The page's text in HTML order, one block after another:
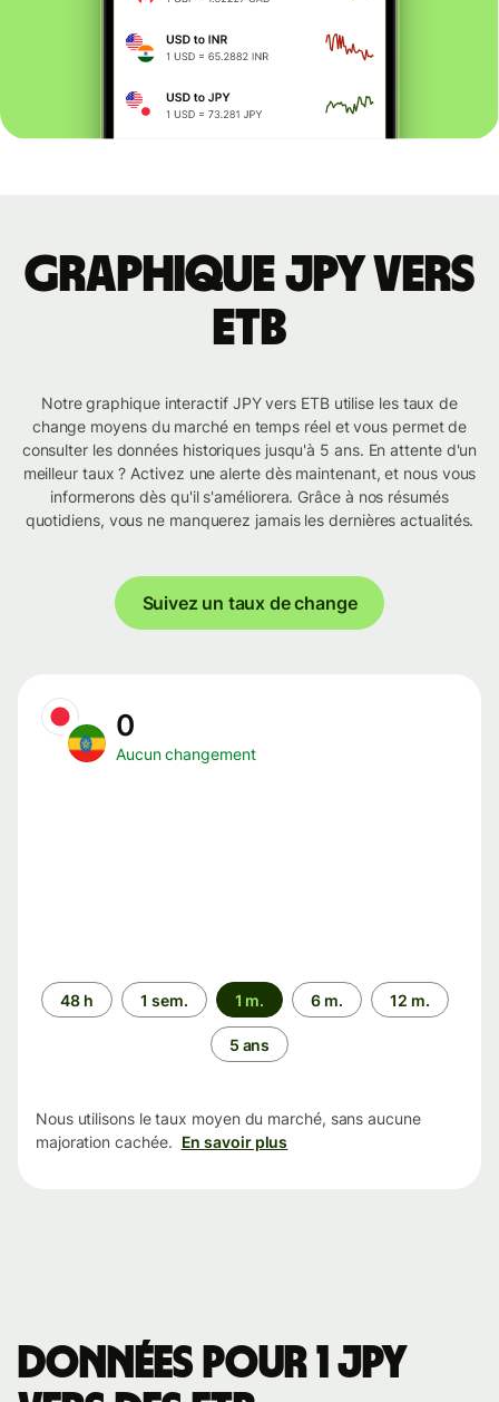
Graphique JPY vers
ETB
Notre graphique interactif JPY vers ETB utilise les taux de
change moyens du marché en temps réel et vous permet de
consulter les données historiques jusqu'à 5 ans. En attente d'un
meilleur taux ? Activez une alerte dès maintenant, et nous vous
informerons dès qu'il s'améliorera. Grâce à nos résumés
quotidiens, vous ne manquerez jamais les dernières actualités.
Suivez un taux de change
0
Aucun changement
Période
48 h 1 sem. 1 m. 6 m. 12 m.
5 ans
Nous utilisons le taux moyen du marché, sans aucune
majoration cachée. En savoir plus
Données pour 1 JPY